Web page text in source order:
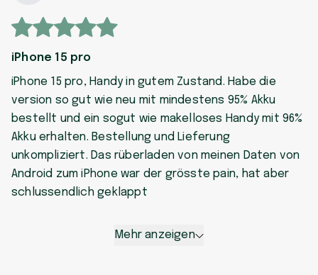
iPhone 15 pro
iPhone 15 pro, Handy in gutem Zustand. Habe die
version so gut wie neu mit mindestens 95% Akku
bestellt und ein sogut wie makelloses Handy mit 96%
Akku erhalten. Bestellung und Lieferung
unkompliziert. Das rüberladen von meinen Daten von
Android zum iPhone war der grösste pain, hat aber
schlussendlich geklappt
Mehr anzeigen